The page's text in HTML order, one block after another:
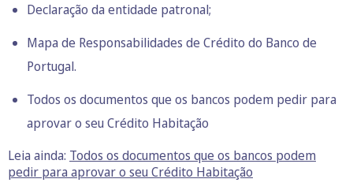
Declaração da entidade patronal;
Mapa de Responsabilidades de Crédito do Banco de
Portugal.
Todos os documentos que os bancos podem pedir para
aprovar o seu Crédito Habitação
Leia ainda: Todos os documentos que os bancos podem
pedir para aprovar o seu Crédito Habitação